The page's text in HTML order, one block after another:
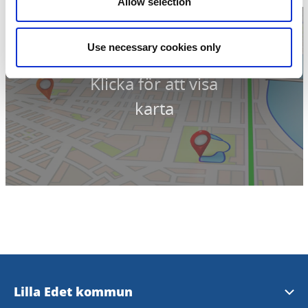
Use necessary cookies only
Klicka för att visa
karta
Lilla Edet kommun